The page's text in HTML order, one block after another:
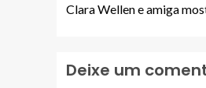
Clara Wellen e amiga
Deixe um